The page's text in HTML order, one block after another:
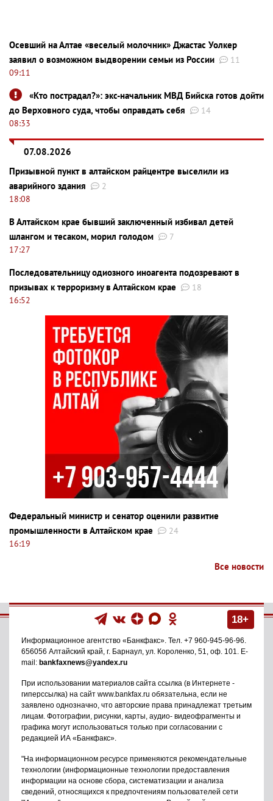
Осевший на Алтае «веселый молочник» Джастас Уолкер
заявил о возможном выдворении семьи из России
11
09:11
«Кто пострадал?»: экс-начальник МВД Бийска готов дойти
до Верховного суда, чтобы оправдать себя
14
08:33
07.08.2026
Призывной пункт в алтайском райцентре выселили из
аварийного здания
2
18:08
В Алтайском крае бывший заключенный избивал детей
шлангом и тесаком, морил голодом
7
17:27
Последовательницу одиозного иноагента подозревают в
призывах к терроризму в Алтайском крае
18
16:52
Федеральный министр и сенатор оценили развитие
промышленности в Алтайском крае
24
16:19
Все новости
18+
Информационное агентство «Банкфакс» . Тел. +7 960-945-96-96
656056 Алтайский край, г. Барнаул ул. Короленко, 51, оф. 101
. E-
mail: bankfaxnews@yandex.ru
При использовании материалов сайта ссылка (в Интернете -
гиперссылка) на сайт www.bankfax.ru обязательна, если не
заявлено однозначно, что авторские права принадлежат третьим
лицам. Фотографии, рисунки, карты, аудио- видеофрагменты и
графика могут использоваться только при согласовании с
редакцией ИА «Банкфакс».
"На информационном ресурсе применяются рекомендательные
технологии (информационные технологии предоставления
информации на основе сбора, систематизации и анализа
сведений, относящихся к предпочтениям пользователей сети